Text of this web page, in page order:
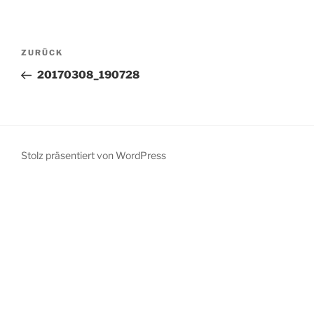
Beitragsnavigation
Vorheriger
Beitrag
ZURÜCK
20170308_190728
Stolz präsentiert von WordPress